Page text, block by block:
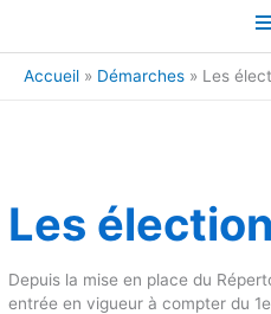
Accueil Démarches Les
Les
Depuis la mise en place du
entrée en vigueur à compter du